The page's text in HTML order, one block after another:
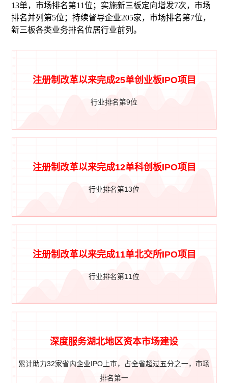
13单，市场排名第11位；实施新三板定向增发7次，市场
排名并列第5位；持续督导企业205家，市场排名第7位，
新三板各类业务排名位居行业前列。
注册制改革以来完成25单创业板IPO项目
行业排名第9位
注册制改革以来完成12单科创板IPO项目
行业排名第13位
注册制改革以来完成11单北交所IPO项目
行业排名第11位
深度服务湖北地区资本市场建设
累计助力32家省内企业IPO上市，占全省超过五分之一，市场
排名第一